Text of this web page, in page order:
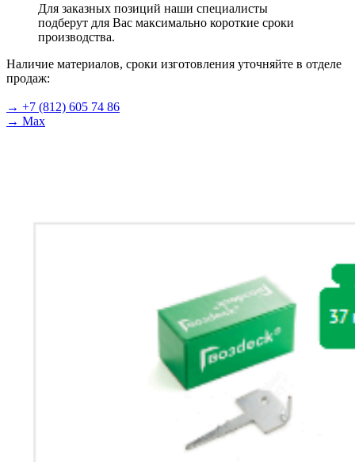
Для заказных позиций наши специалисты
подберут для Вас максимально короткие сроки
производства.
Наличие материалов, сроки изготовления уточняйте в отделе
продаж:
→ +7 (812) 605 74 86
→ Max